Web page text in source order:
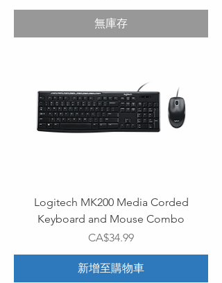
無庫存
Logitech MK200 Media Corded
Keyboard and Mouse Combo
價格
CA$34.99
新增至購物車